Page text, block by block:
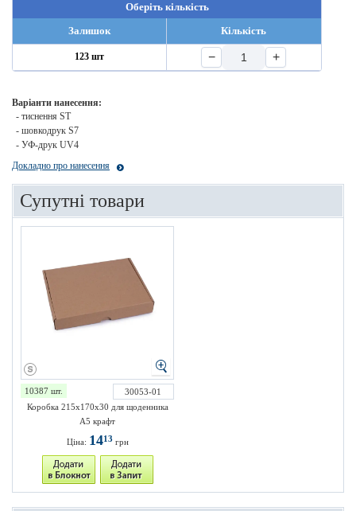
Оберіть кількість
Залишок
Кількість
123 шт − +
Варіанти нанесення:
- тиснення ST
- шовкодрук S7
- УФ-друк UV4
Докладно про нанесення
Супутні товари
10387 шт.
30053-01
Коробка 215х170х30 для щоденника
А5 крафт
Ціна: 1413 грн